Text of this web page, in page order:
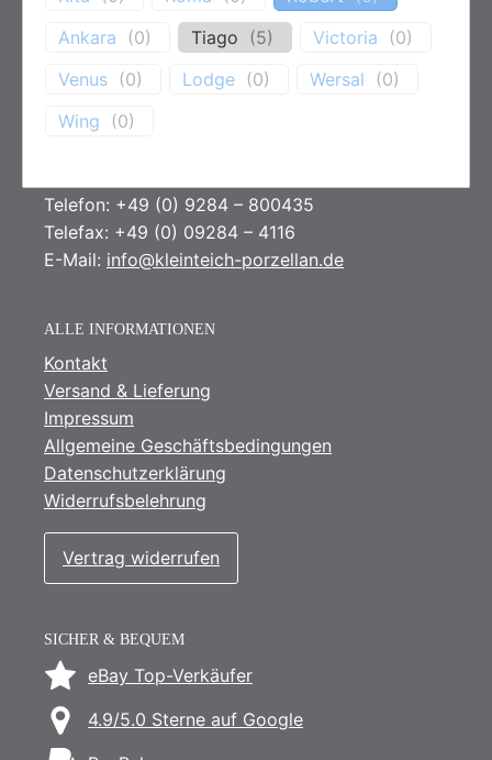
Ankara
(0) Tiago (5) Victoria (0)
Venus (0) Lodge (0) Wersal (0)
Wing
(0)
Kleinteich Porzellan GmbH
Kantstr. 3
Telefon: +49 (0) 9284 – 800435
Telefax: +49 (0) 09284 – 4116
E-Mail: info@kleinteich-porzellan.de
ALLE INFORMATIONEN
Kontakt
Versand & Lieferung
Impressum
Allgemeine Geschäftsbedingungen
Datenschutzerklärung
Widerrufsbelehrung
Vertrag widerrufen
SICHER & BEQUEM
eBay Top-Verkäufer
4.9/5.0 Sterne auf Google